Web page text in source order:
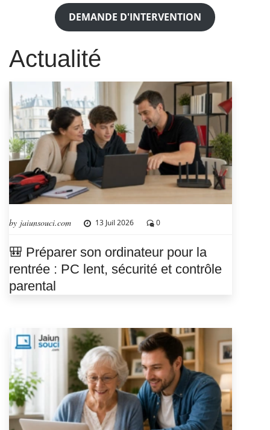
DEMANDE D'INTERVENTION
Actualité
by jaiunsouci.com 13 Juil 2026 0
🎒 Préparer son ordinateur pour la
rentrée : PC lent, sécurité et contrôle
parental